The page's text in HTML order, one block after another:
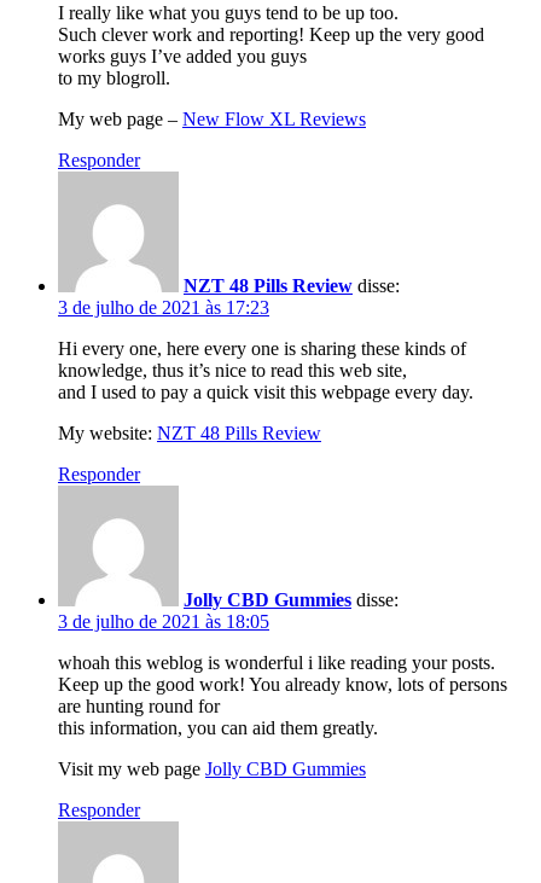
I really like what you guys tend to be up too.
Such clever work and reporting! Keep up the very good
works guys I’ve added you guys
to my blogroll.
My web page – New Flow XL Reviews
Responder
NZT 48 Pills Review disse:
3 de julho de 2021 às 17:23
Hi every one, here every one is sharing these kinds of
knowledge, thus it’s nice to read this web site,
and I used to pay a quick visit this webpage every day.
My website: NZT 48 Pills Review
Responder
Jolly CBD Gummies disse:
3 de julho de 2021 às 18:05
whoah this weblog is wonderful i like reading your posts.
Keep up the good work! You already know, lots of persons
are hunting round for
this information, you can aid them greatly.
Visit my web page Jolly CBD Gummies
Responder